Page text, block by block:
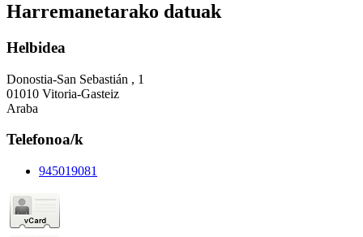
Harremanetarako datuak
Helbidea
Donostia-San Sebastián , 1
01010 Vitoria-Gasteiz
Araba
Telefonoa/k
945019081